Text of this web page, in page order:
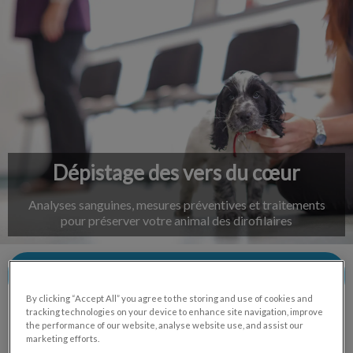
IvcPractices.HeaderNav.Search.Label
Envoyer
Dépistage des vers du cœur
Analyses sanguines, mesures préventives et traitements
pour préserver votre animal des dirofilaires
By clicking “Accept All” you agree to the storing and use of cookies and
tracking technologies on your device to enhance site navigation, improve
the performance of our website, analyse website use, and assist our
marketing efforts.